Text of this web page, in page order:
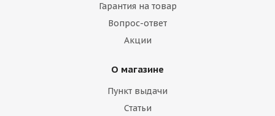
Гарантия на товар
Вопрос-ответ
Акции
О магазине
Пункт выдачи
Статьи